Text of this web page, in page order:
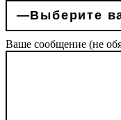
Ваше сообщение (не